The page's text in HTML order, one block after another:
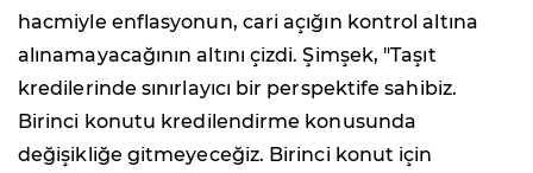
hacmiyle enflasyonun, cari açığın kontrol altına
alınamayacağının altını çizdi. Şimşek, "Taşıt
kredilerinde sınırlayıcı bir perspektife sahibiz.
Birinci konutu kredilendirme konusunda
değişikliğe gitmeyeceğiz. Birinci konut için